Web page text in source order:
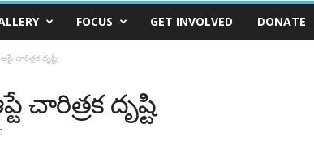
FOCUS GET INVOLVED DONATE
చారిత్రక దృష్టి
దృష్టి